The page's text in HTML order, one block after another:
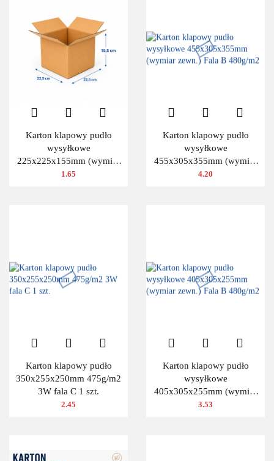
Karton klapowy pudło
wysyłkowe
225x225x155mm (wymiar
zewn.) Fala B 480g/m2
1.65
Karton klapowy pudło
wysyłkowe
455x305x355mm (wymiar
zewn.) Fala B 480g/m2
4.20
Karton klapowy pudło
350x255x250mm 475g/m2
3W fala C 1 szt.
2.45
Karton klapowy pudło
wysyłkowe
405x305x255mm (wymiar
zewn.) Fala B 480g/m2
3.53